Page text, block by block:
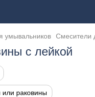
умывальников Смесители
с лейкой
или раковины